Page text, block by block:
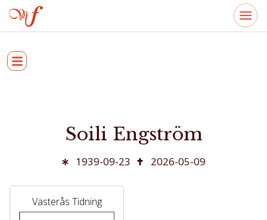
Soili Engström
1939-09-23 2026-05-09
Västerås Tidning